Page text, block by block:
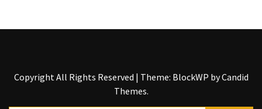
Copyright All Rights Reserved | Theme: BlockWP byCandid
Themes.